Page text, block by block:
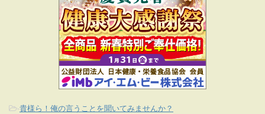
-貴様ら！俺の言うことを聞いてみませんか？